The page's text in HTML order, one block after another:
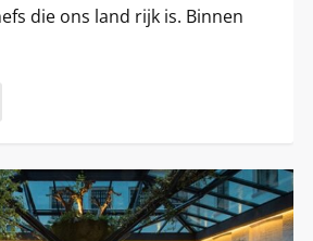
die ons land rijk is. Binnen